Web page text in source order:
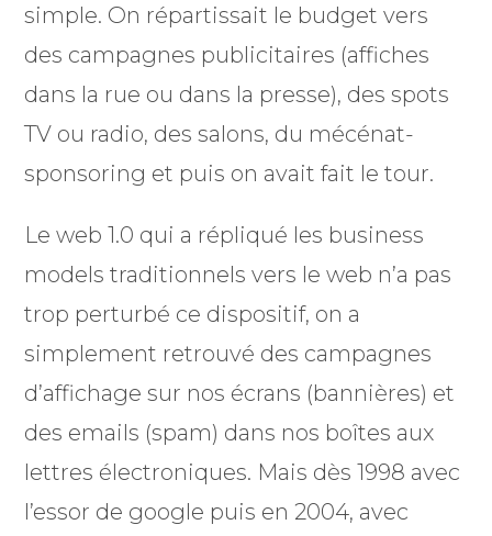
simple. On répartissait le budget vers
des campagnes publicitaires (affiches
dans la rue ou dans la presse), des spots
TV ou radio, des salons, du mécénat-
sponsoring et puis on avait fait le tour.
Le web 1.0 qui a répliqué les business
models traditionnels vers le web n’a pas
trop perturbé ce dispositif, on a
simplement retrouvé des campagnes
d’affichage sur nos écrans (bannières) et
des emails (spam) dans nos boîtes aux
lettres électroniques. Mais dès 1998 avec
l’essor de google puis en 2004, avec